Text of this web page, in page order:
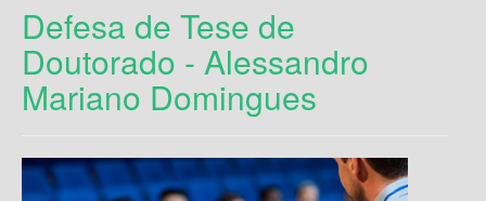
Defesa de Tese de
Doutorado - Alessandro
Mariano Domingues